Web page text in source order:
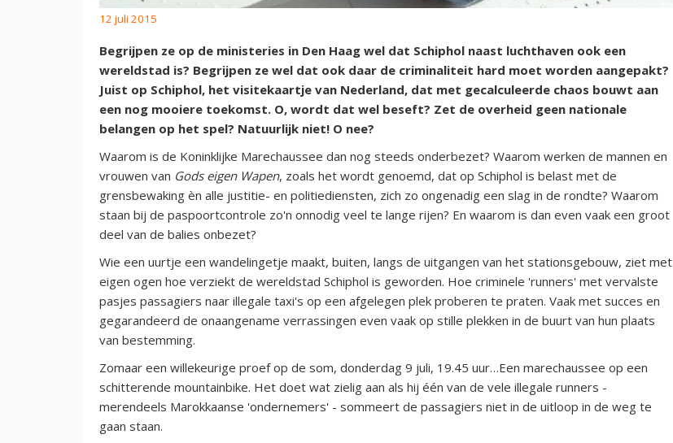
12 juli 2015
Begrijpen ze op de ministeries in Den Haag wel dat Schiphol naast luchthaven ook een
wereldstad is? Begrijpen ze wel dat ook daar de criminaliteit hard moet worden aangepakt?
Juist op Schiphol, het visitekaartje van Nederland, dat met gecalculeerde chaos bouwt aan
een nog mooiere toekomst. O, wordt dat wel beseft? Zet de overheid geen nationale
belangen op het spel? Natuurlijk niet! O nee?
Waarom is de Koninklijke Marechaussee dan nog steeds onderbezet? Waarom werken de mannen en
vrouwen van Gods eigen Wapen, zoals het wordt genoemd, dat op Schiphol is belast met de
grensbewaking èn alle justitie- en politiediensten, zich zo ongenadig een slag in de rondte? Waarom
staan bij de paspoortcontrole zo'n onnodig veel te lange rijen? En waarom is dan even vaak een groot
deel van de balies onbezet?
Wie een uurtje een wandelingetje maakt, buiten, langs de uitgangen van het stationsgebouw, ziet met
eigen ogen hoe verziekt de wereldstad Schiphol is geworden. Hoe criminele 'runners' met vervalste
pasjes passagiers naar illegale taxi's op een afgelegen plek proberen te praten. Vaak met succes en
gegarandeerd de onaangename verrassingen even vaak op stille plekken in de buurt van hun plaats
van bestemming.
Zomaar een willekeurige proef op de som, donderdag 9 juli, 19.45 uur…Een marechaussee op een
schitterende mountainbike. Het doet wat zielig aan als hij één van de vele illegale runners -
merendeels Marokkaanse 'ondernemers' - sommeert de passagiers niet in de uitloop in de weg te
gaan staan.